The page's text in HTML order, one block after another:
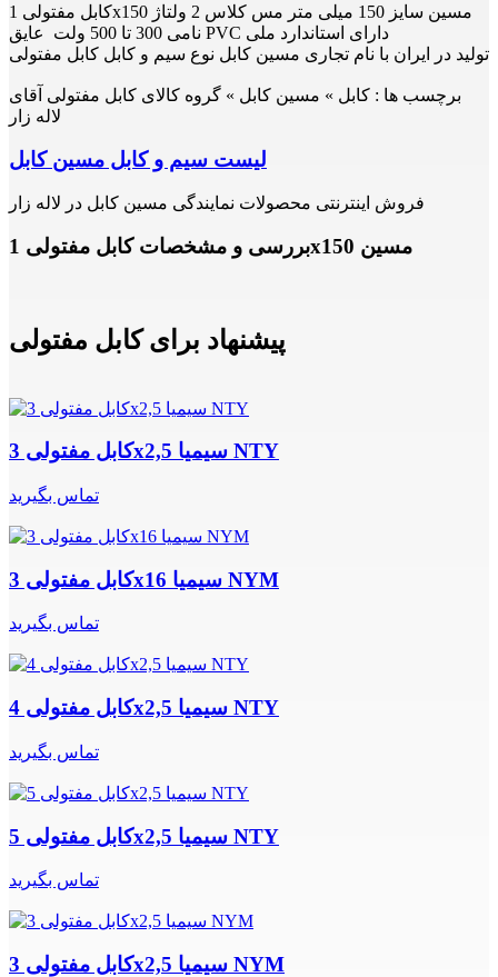
کابل مفتولی 1x150 مسین سایز 150 میلی متر مس کلاس 2 ولتاژ
نامی 300 تا 500 ولت عایق PVC دارای استاندارد ملی
تولید در ایران با نام تجاری مسین کابل نوع سیم و کابل کابل مفتولی
برچسب ها : کابل » مسین کابل » گروه کالای کابل مفتولی آقای
لاله زار
لیست سیم و کابل مسین کابل
فروش اینترنتی محصولات نمایندگی مسین کابل در لاله زار
بررسی و مشخصات کابل مفتولی 1x150 مسین
پیشنهاد برای کابل مفتولی
کابل مفتولی 3x2,5 سیمیا NTY
تماس بگیرید
کابل مفتولی 3x16 سیمیا NYM
تماس بگیرید
کابل مفتولی 4x2,5 سیمیا NTY
تماس بگیرید
کابل مفتولی 5x2,5 سیمیا NTY
تماس بگیرید
کابل مفتولی 3x2,5 سیمیا NYM